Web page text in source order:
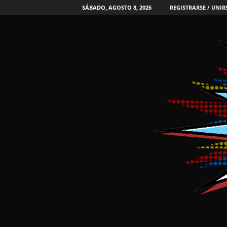
SÁBADO, AGOSTO 8, 2026 REGISTRARSE /